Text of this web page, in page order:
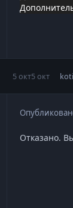
5 окт5 окт
Отказано.